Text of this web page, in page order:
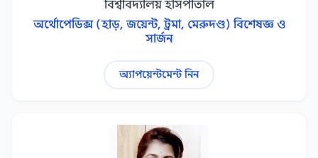
বিশ্ববিদ্যালয় হাসপাতাল
অর্থোপেডিক্স (হাড়, জয়েন্ট, ট্রমা, মেরুদণ্ড) বিশেষজ্ঞ ও
সার্জন
অ্যাপয়েন্টমেন্ট নিন